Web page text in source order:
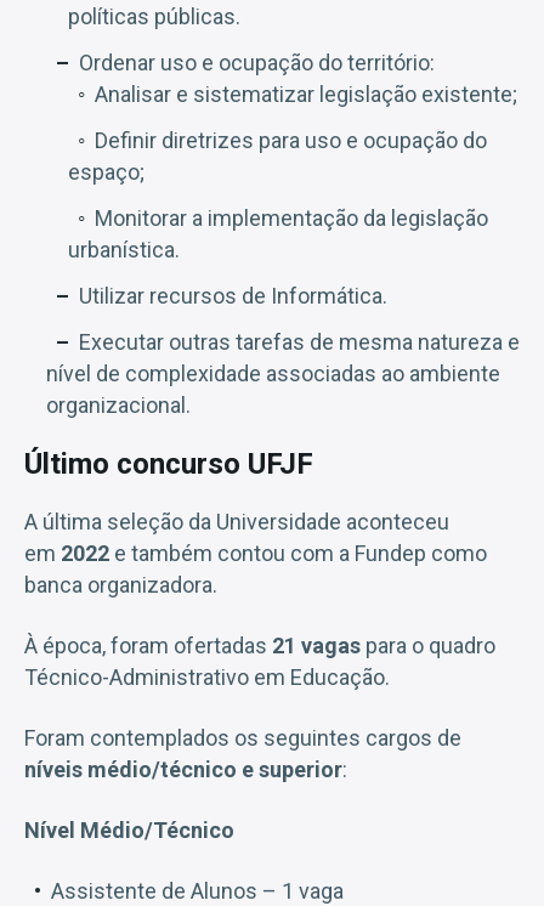
políticas públicas.
Ordenar uso e ocupação do território:
Analisar e sistematizar legislação existente;
Definir diretrizes para uso e ocupação do
espaço;
Monitorar a implementação da legislação
urbanística.
Utilizar recursos de Informática.
Executar outras tarefas de mesma natureza e
nível de complexidade associadas ao ambiente
organizacional.
Último concurso UFJF
A última seleção da Universidade aconteceu
em 2022 e também contou com a Fundep como
banca organizadora.
À época, foram ofertadas 21 vagas para o quadro
Técnico-Administrativo em Educação.
Foram contemplados os seguintes cargos de
níveis médio/técnico e superior:
Nível Médio/Técnico
Assistente de Alunos – 1 vaga